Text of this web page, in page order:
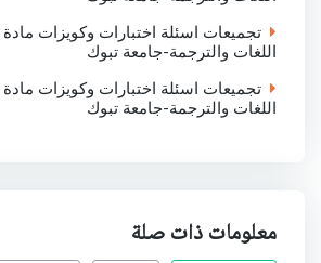
اللغات والترجمة-جامعة تبوك
اللغات والترجمة-جامعة تبوك
معلومات ذات صلة